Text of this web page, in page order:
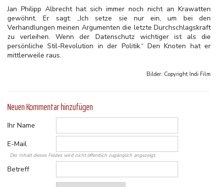
Jan Philipp Albrecht hat sich immer noch nicht an Krawatten
gewöhnt. Er sagt: „Ich setze sie nur ein, um bei den
Verhandlungen meinen Argumenten die letzte Durchschlagskraft
zu verleihen. Wenn der Datenschutz wichtiger ist als die
persönliche Stil-Revolution in der Politik.“ Den Knoten hat er
mittlerweile raus.
Bilder: Copyright Indi Film
Neuen Kommentar hinzufügen
Ihr Name
E-Mail
Der Inhalt dieses Feldes wird nicht öffentlich zugänglich angezeigt.
Betreff